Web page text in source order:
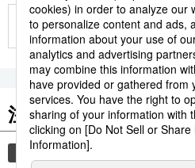
もっと見る
注目のキーワード
共同通信ニュース